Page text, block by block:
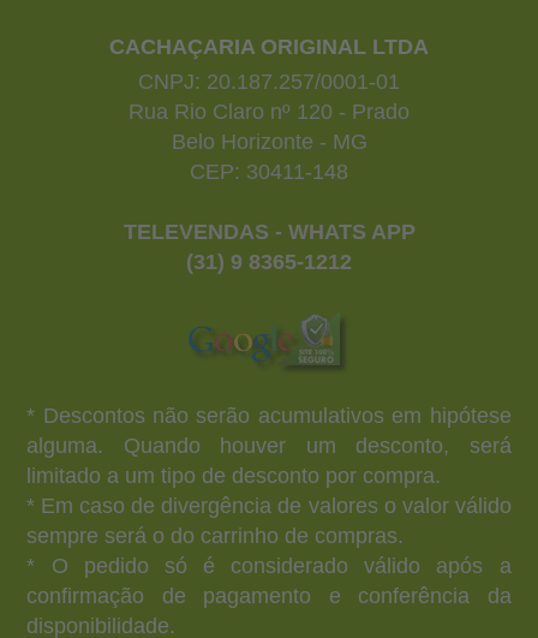
CACHAÇARIA ORIGINAL LTDA
CNPJ: 20.187.257/0001-01
Rua Rio Claro nº 120 - Prado
Belo Horizonte - MG
CEP: 30411-148
TELEVENDAS - WHATS APP
(31) 9 8365-1212
* Descontos não serão acumulativos em hipótese
alguma. Quando houver um desconto, será
limitado a um tipo de desconto por compra.
* Em caso de divergência de valores o valor válido
sempre será o do carrinho de compras.
* O pedido só é considerado válido após a
confirmação de pagamento e conferência da
disponibilidade.